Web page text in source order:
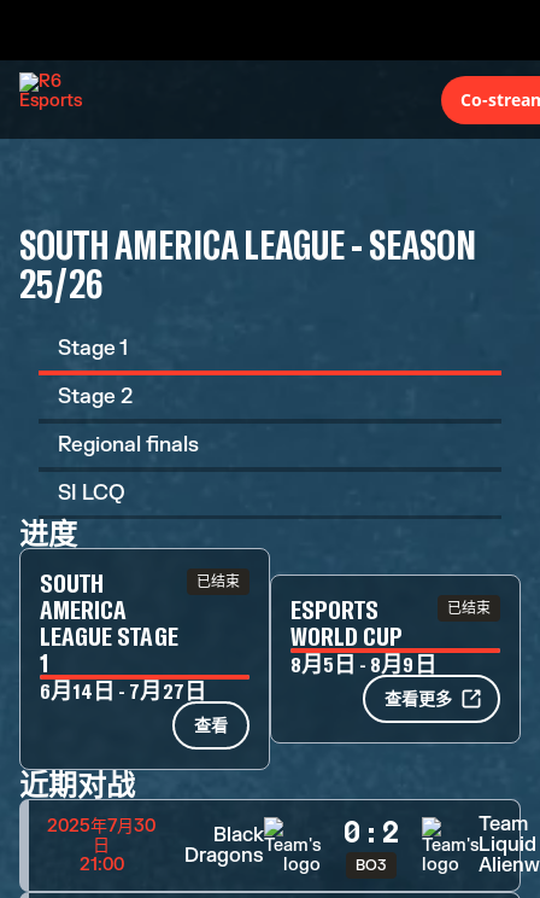
Co-
SOUTH AMERICA LEAGUE - SEASON
25/26
Stage 1
Stage 2
Regional finals
SI LCQ
进度
SOUTH
AMERICA
LEAGUE STAGE
1
已结束
6月14日 - 7月27日
查看
ESPORTS
WORLD CUP
已结束
8月5日 - 8月9日
查看更多
近期对战
2025年7月30
日
21:00
Black
Dragons
0 : 2
BO3
Team
Liquid